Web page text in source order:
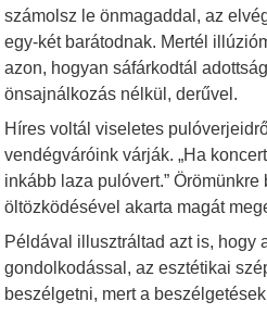
számolsz le önmagaddal, az
egy-két barátodnak. Mertél
azon, hogyan sáfárkodtál
önsajnálkozás nélkül, derűvel.
Híres voltál viseletes
vendégváróink várják. „Ha
inkább laza pulóvert.”
öltözködésével akarta magát
Példával illusztráltad azt is, hogy
gondolkodással, az esztétikai
beszélgetni, mert a